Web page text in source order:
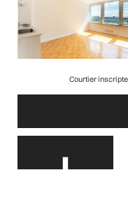
Courtier